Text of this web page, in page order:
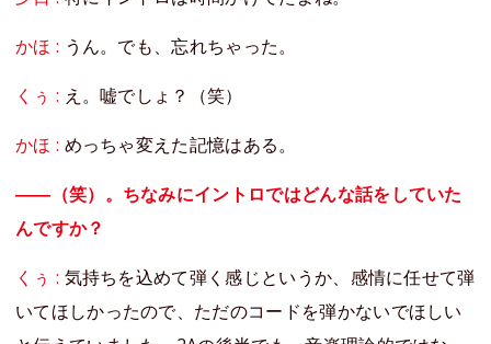
かほ : うん。でも、忘れちゃった。
くぅ : え。嘘でしょ？（笑）
かほ : めっちゃ変えた記憶はある。
――（笑）。ちなみにイントロではどんな話をしていた
んですか？
くぅ : 気持ちを込めて弾く感じというか、感情に任せて弾
いてほしかったので、ただのコードを弾かないでほしい